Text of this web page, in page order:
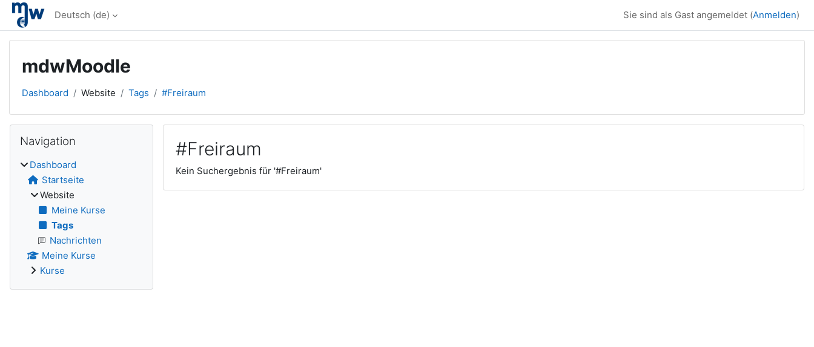
Zum Hauptinhalt
Deutsch ‎(de)‎ Sie sind als Gast angemeldet (Anmelden)
mdwMoodle
Dashboard Website Tags #Freiraum
#Freiraum
Kein Suchergebnis für '#Freiraum'
Blöcke
Navigation
Dashboard
Startseite
Website
Meine Kurse
Tags
Nachrichten
Meine Kurse
Kurse